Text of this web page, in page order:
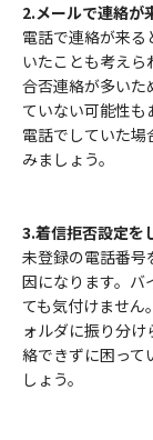
2.メールで連絡が
電話で連絡が来る
いたことも考え
合否連絡が多いた
ていない可能性も
電話でしていた場
みましょう。
3.着信拒否設定を
未登録の電話番号
因になります。バ
ても気付けません
ォルダに振り分
絡できずに困って
しょう。